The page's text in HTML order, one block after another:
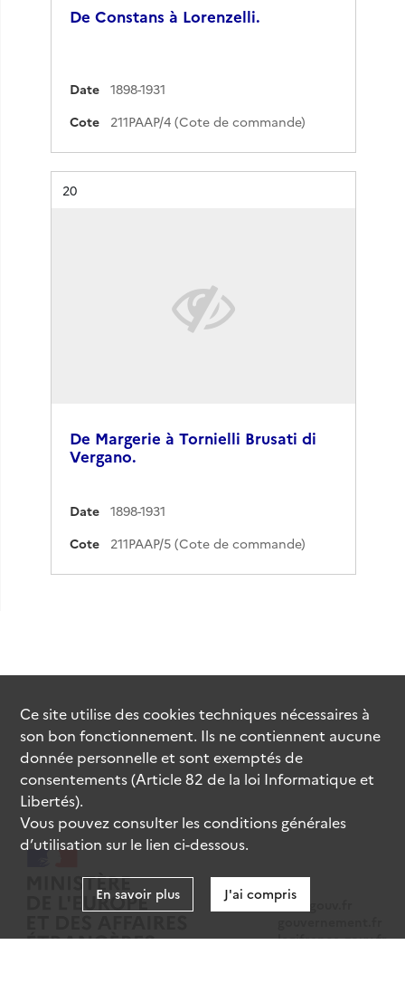
De Constans à Lorenzelli.
Date
1898-1931
Cote
211PAAP/4 (Cote de commande)
Résultat n°
20
De Margerie à Tornielli Brusati di
Vergano.
Date
1898-1931
Cote
211PAAP/5 (Cote de commande)
data.gouv.fr
legifrance.gouv.fr
Ce site utilise descookiestechniques nécessaires à
son bon fonctionnement. Ils ne contiennent aucune
donnée personnelle et sont exemptés de
consentements (Article 82 de la loi Informatique et
Libertés).
Vous pouvez consulter les conditions générales
d’utilisation sur le lien ci-dessous.
En savoir plus J'ai compris